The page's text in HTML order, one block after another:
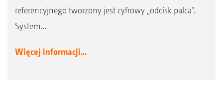
referencyjnego tworzony jest cyfrowy „odcisk palca”.
System...
Więcej informacji...